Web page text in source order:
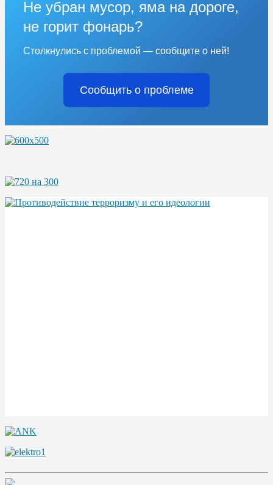
Не убран мусор, яма на дороге,
не горит фонарь?
Столкнулись с проблемой — сообщите о ней!
Сообщить о проблеме